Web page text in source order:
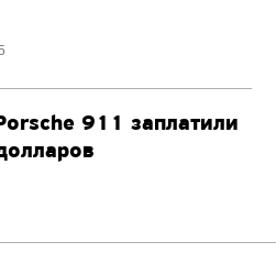
911 заплатили